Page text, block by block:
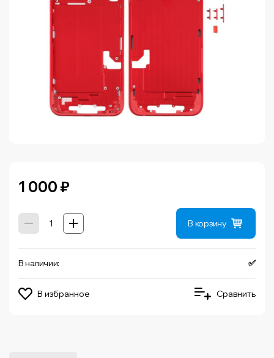
1 000₽
В корзину
В наличии: ✅
В избранное Сравнить